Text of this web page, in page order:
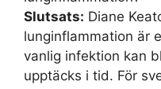
Slutsats: Diane
lunginflammation är
vanlig infektion kan
upptäcks i tid. För